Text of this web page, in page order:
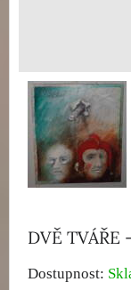
DVĚ TVÁŘE
Dostupnost: